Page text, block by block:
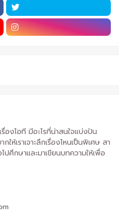
องไอที มีอะไรที่น่าสนใจแบ่งปัน
ห้เราเจาะลึกเรื่องไหนเป็นพิเศษ สา
ปศึกษาและมาเขียนบทความให้เพื่อ